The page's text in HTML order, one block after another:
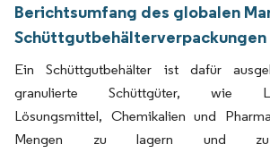
Berichtsumfang des globalen
Schüttgutbehälterverpackungen
Ein Schüttgutbehälter ist dafür
granulierte Schüttgüter, wie
Lösungsmittel, Chemikalien und
Mengen zu lagern und zu